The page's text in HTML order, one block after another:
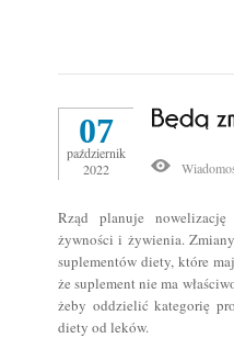
07
październik
2022
Rząd planuje
żywności i żywienia.
suplementów diety, które
że suplement nie ma
żeby oddzielić kategorię
diety od leków.